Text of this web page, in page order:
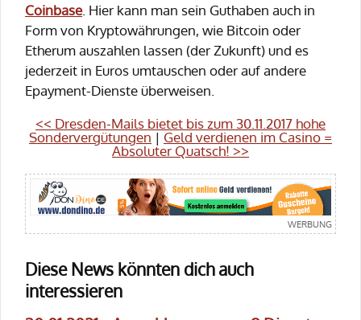
Coinbase. Hier kann man sein Guthaben auch in
Form von Kryptowährungen, wie Bitcoin oder
Etherum auszahlen lassen (der Zukunft) und es
jederzeit in Euros umtauschen oder auf andere
Epayment-Dienste überweisen.
<< Dresden-Mails bietet bis zum 30.11.2017 hohe
Sondervergütungen | Geld verdienen im Casino =
Absoluter Quatsch! >>
Diese News könnten dich auch
interessieren